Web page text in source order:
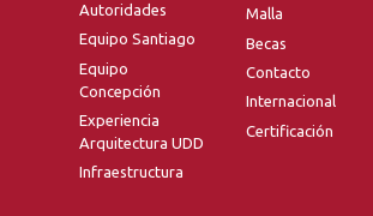
Autoridades
Equipo Santiago
Equipo
Concepción
Experiencia
Arquitectura UDD
Infraestructura
Malla
Becas
Contacto
Internacional
Certificación